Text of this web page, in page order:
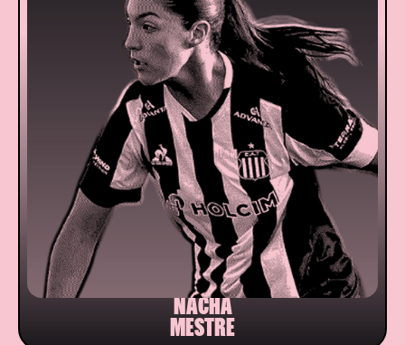
NACHA
MESTRE